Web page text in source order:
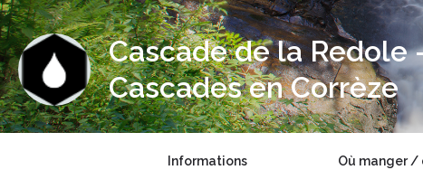
Cascade de la Redole
Cascades en Corrèze
Informations Où manger /